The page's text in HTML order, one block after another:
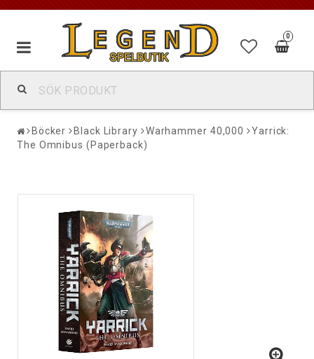
0
Böcker Black Library Warhammer 40,000
Yarrick:
The Omnibus (Paperback)